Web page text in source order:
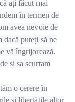
ați făcut mai
în termen de
avea nevoie de
dacă puteți să ne
vă îngrijorează.
si sa scurtam
o cerere în
și libertățile altor